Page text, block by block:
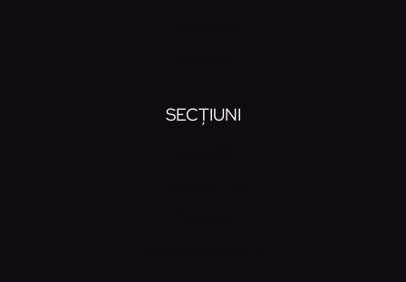
SECȚIUNI